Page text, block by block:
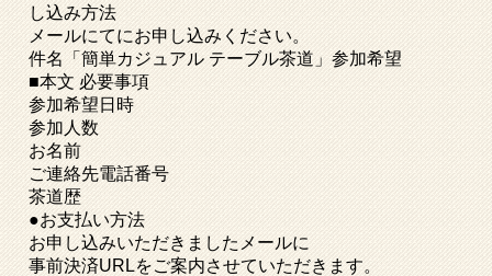
し込み方法
メールにてにお申し込みください。
件名「簡単カジュアル テーブル茶道」参加希望
■本文 必要事項
参加希望日時
参加人数
お名前
ご連絡先電話番号
茶道歴
●お支払い方法
お申し込みいただきましたメールに
事前決済URLをご案内させていただきます。